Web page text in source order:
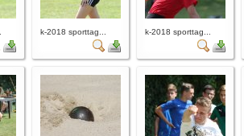
k-2018 sporttag... k-2018 sporttag...